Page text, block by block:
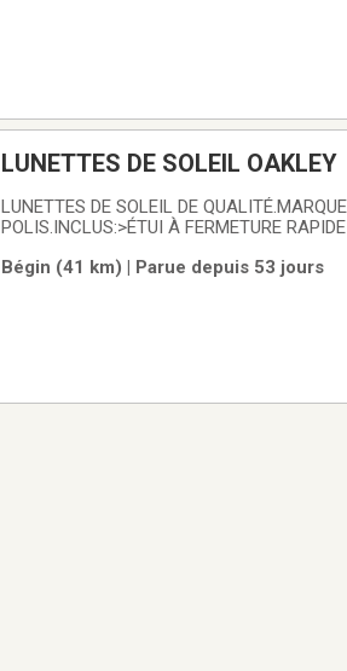
LUNETTES DE SOLEIL OAKLEY
LUNETTES DE SOLEIL DE
POLIS.INCLUS:>ÉTUI À FERMETURE
BRANCHES SUPPLÉMENTAIRES DE
Bégin (41 km) | Parue depuis 53 jours